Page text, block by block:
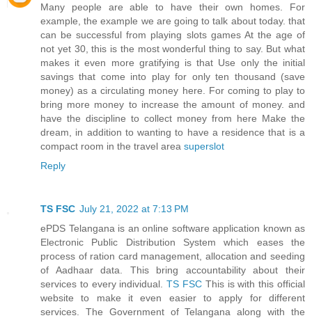
Many people are able to have their own homes. For
example, the example we are going to talk about today. that
can be successful from playing slots games At the age of
not yet 30, this is the most wonderful thing to say. But what
makes it even more gratifying is that Use only the initial
savings that come into play for only ten thousand (save
money) as a circulating money here. For coming to play to
bring more money to increase the amount of money. and
have the discipline to collect money from here Make the
dream, in addition to wanting to have a residence that is a
compact room in the travel area superslot
Reply
TS FSC July 21, 2022 at 7:13 PM
ePDS Telangana is an online software application known as
Electronic Public Distribution System which eases the
process of ration card management, allocation and seeding
of Aadhaar data. This bring accountability about their
services to every individual.TS FSC This is with this official
website to make it even easier to apply for different
services. The Government of Telangana along with the